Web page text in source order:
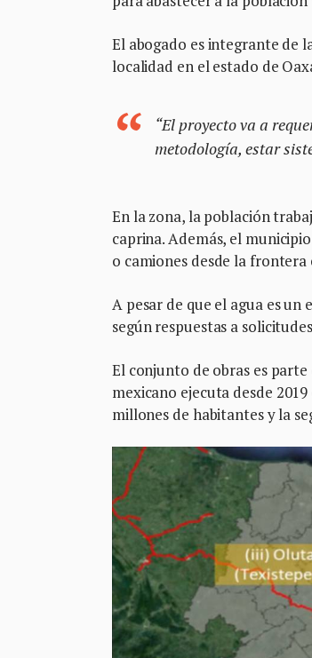
El abogado es integrante de
localidad en el estado de
“El proyecto va a
metodología, estar
En la zona, la población
caprina. Además, el
o camiones desde la
A pesar de que el agua es
según respuestas a
El conjunto de obras es parte
mexicano ejecuta desde
millones de habitantes y la